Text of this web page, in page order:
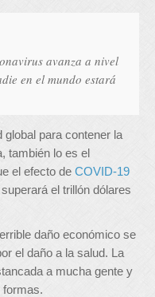
avanza a nivel
en el mundo estará
para contener la
también lo es el
el efecto de COVID-19
el trillón dólares
daño económico se
el daño a la salud. La
a mucha gente y
formas.